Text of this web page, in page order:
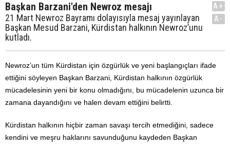
Başkan Barzani'den Newroz mesajı
21 Mart Newroz Bayramı dolayısıyla mesaj yayınlayan
Başkan Mesud Barzani, Kürdistan halkının Newroz’unu
kutladı.
A+
A-
Newroz’un tüm Kürdistan için özgürlük ve yeni başlangıçları ifade
ettiğini söyleyen Başkan Barzani, Kürdistan halkının özgürlük
mücadelesinin yeni bir konu olmadığını, bu mücadelenin uzunca bir
zamana dayandığını ve halen devam ettiğini belirtti.
Kürdistan halkının hiçbir zaman savaşı tercih etmediğini, sadece
kendini ve meşru haklarını savunduğunu kaydeden Başkan